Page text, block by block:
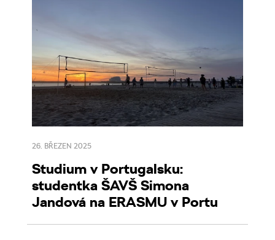
26. BŘEZEN 2025
Studium v Portugalsku:
studentka ŠAVŠ Simona
Jandová na ERASMU v Portu